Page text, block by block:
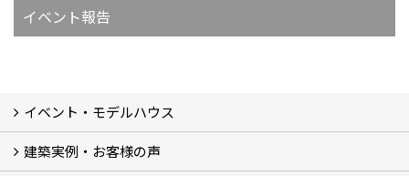
イベント報告
イベント・モデルハウス
イベント
モデルハウス見学
建築実例・お客様の声